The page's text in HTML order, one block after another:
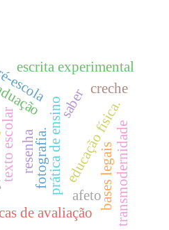
resenha prática de ensino
texto escolar
de avaliação
saber
e
d
u
c
a
ç
ã
o
f
í
s
i
c
a
.
escola creche
bases legais
fotografia. transmodernidade
afeto
escrita experimental